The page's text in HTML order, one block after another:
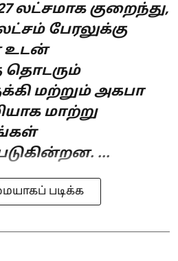
லட்சமாக குறைந்து,
பேரலுக்கு
உடன்
தொடரும்
மற்றும் அகபா
மாற்று
...
படிக்க